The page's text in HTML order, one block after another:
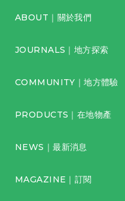
ABOUT｜關於我們
JOURNALS｜地方探索
COMMUNITY｜地方體驗
PRODUCTS｜在地物產
NEWS｜最新消息
MAGAZINE｜訂閱